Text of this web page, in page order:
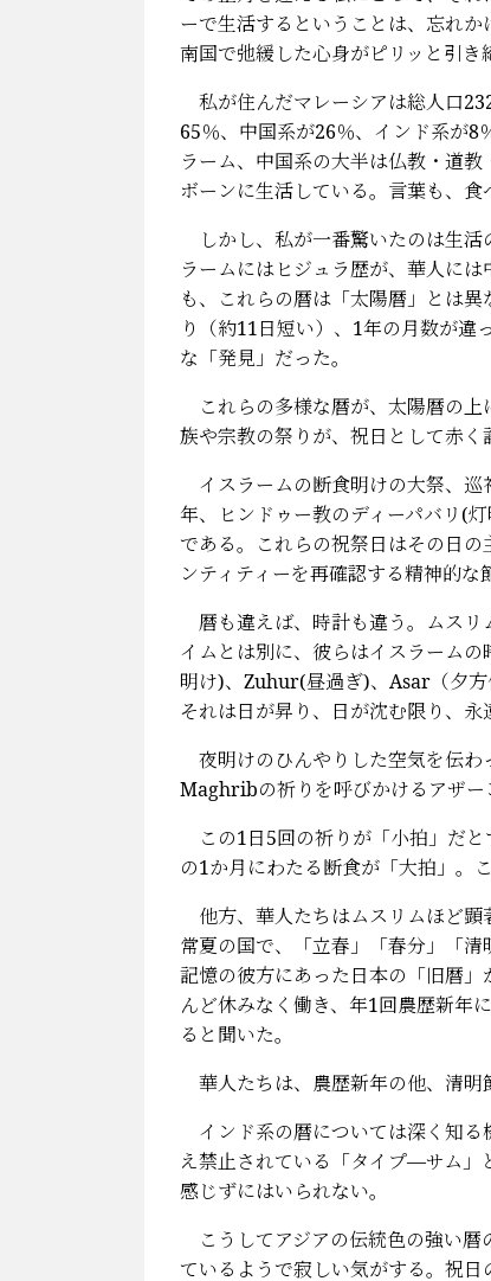
ーで生活するということは、忘れか
南国で弛緩した心身がピリッと引き
私が住んだマレーシアは総人口
65％、中国系が26％、インド系が8
ラーム、中国系の大半は仏教・道
ボーンに生活している。言葉も、食
しかし、私が一番驚いたのは生活
ラームにはヒジュラ歴が、華人に
も、これらの暦は「太陽暦」とは
り（約11日短い）、1年の月数が
な「発見」だった。
これらの多様な暦が、太陽暦の上
族や宗教の祭りが、祝日として赤く
イスラームの断食明けの大祭、巡
年、ヒンドゥー教のディーパバリ(
である。これらの祝祭日はその日
ンティティーを再確認する精神的な
暦も違えば、時計も違う。ムスリ
イムとは別に、彼らはイスラーム
明け)、Zuhur(昼過ぎ)、Asar（夕
それは日が昇り、日が沈む限り、永
夜明けのひんやりした空気を伝わ
Maghribの祈りを呼びかけるアザー
この1日5回の祈りが「小拍」だ
の1か月にわたる断食が「大拍」。
他方、華人たちはムスリムほど顕
常夏の国で、「立春」「春分」「清
記憶の彼方にあった日本の「旧暦
んど休みなく働き、年1回農歴新年
ると聞いた。
華人たちは、農歴新年の他、清明
インド系の暦については深く知る
え禁止されている「タイプ―サム」
感じずにはいられない。
こうしてアジアの伝統色の強い暦
ているようで寂しい気がする。祝